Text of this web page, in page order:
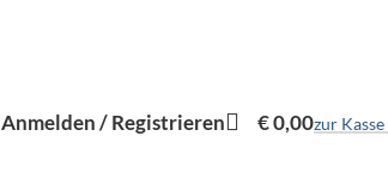
Anmelden / Registrieren €0,00zur Kasse